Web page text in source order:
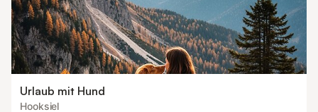
Urlaub mit Hund
Hooksiel